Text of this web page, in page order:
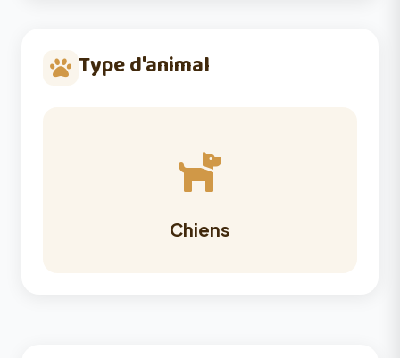
Type d'animal
Chiens